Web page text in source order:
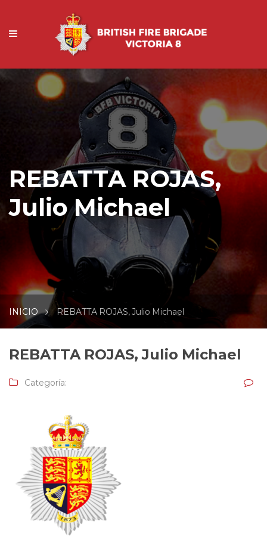
REBATTA ROJAS,
Julio Michael
INICIO REBATTA ROJAS, Julio Michael
REBATTA ROJAS, Julio Michael
Categoría: